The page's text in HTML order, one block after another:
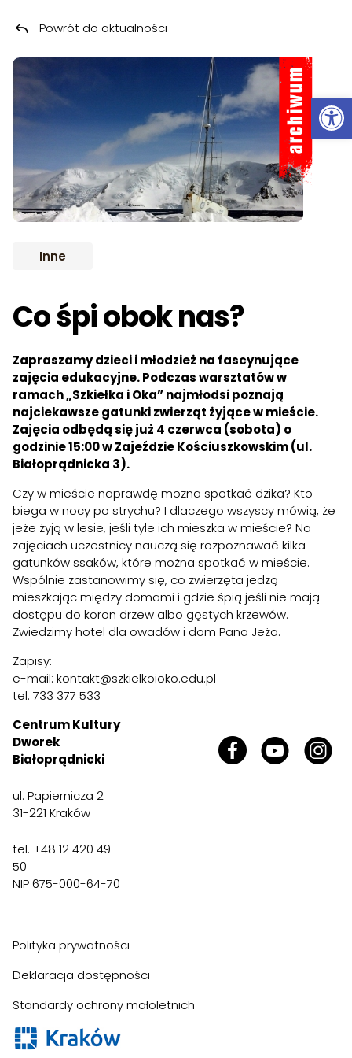
Przeskocz do treści
ARCHIWUM
Inne
Co śpi obok nas?
Powrót do aktualności
Zapraszamy dzieci i młodzież na fascynujące
zajęcia edukacyjne. Podczas warsztatów w
ramach „Szkiełka i Oka” najmłodsi poznają
najciekawsze gatunki zwierząt żyjące w mieście.
Zajęcia odbędą się już 4 czerwca (sobota) o
godzinie 15:00 w Zajeździe Kościuszkowskim (ul.
Białoprądnicka 3).
Czy w mieście naprawdę można spotkać dzika? Kto
biega w nocy po strychu? I dlaczego wszyscy mówią, że
jeże żyją w lesie, jeśli tyle ich mieszka w mieście? Na
zajęciach uczestnicy nauczą się rozpoznawać kilka
gatunków ssaków, które można spotkać w mieście.
Wspólnie zastanowimy się, co zwierzęta jedzą
mieszkając między domami i gdzie śpią jeśli nie mają
dostępu do koron drzew albo gęstych krzewów.
Zwiedzimy hotel dla owadów i dom Pana Jeża.
Zapisy:
e-mail: kontakt@szkielkoioko.edu.pl
tel: 733 377 533
Centrum Kultury
Dworek
Białoprądnicki
ul. Papiernicza 2
31-221 Kraków
tel. +48 12 420 49
50
NIP 675-000-64-70
Polityka prywatności
Deklaracja dostępności
Standardy ochrony małoletnich